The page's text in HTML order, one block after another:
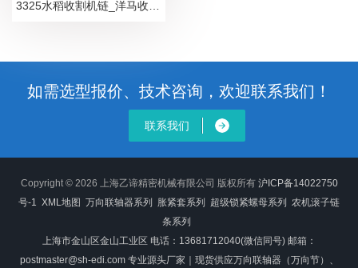
如需选型报价、技术咨询，欢迎联系我们！
联系我们
Copyright © 2026 上海乙谛精密机械有限公司 版权所有 沪ICP备14022750
号-1 XML地图 万向联轴器系列 胀紧套系列 超级锁紧螺母系列
农机滚子链
条系列
上海市金山区金山工业区 电话：13681712040(微信同号) 邮箱：
postmaster@sh-edi.com 专业源头厂家｜现货供应万向联轴器（万向节）、